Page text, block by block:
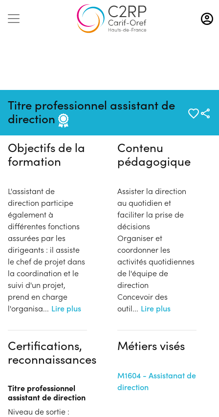
Aller
au
contenu
Titre professionnel assistant de
direction
Pas de session programmée en
ce moment
Objectifs de la
formation
L'assistant de
direction participe
également à
différentes fonctions
assurées par les
dirigeants : il assiste
le chef de projet dans
la coordination et le
suivi d'un projet,
prend en charge
l'organisa... Lire plus
Contenu
pédagogique
Assister la direction
au quotidien et
faciliter la prise de
décisions
Organiser et
coordonner les
activités quotidiennes
de l'équipe de
direction
Concevoir des
outil... Lire plus
Certifications,
reconnaissances
Titre professionnel
assistant de direction
Niveau de sortie :
Métiers visés
M1604 - Assistanat de
direction